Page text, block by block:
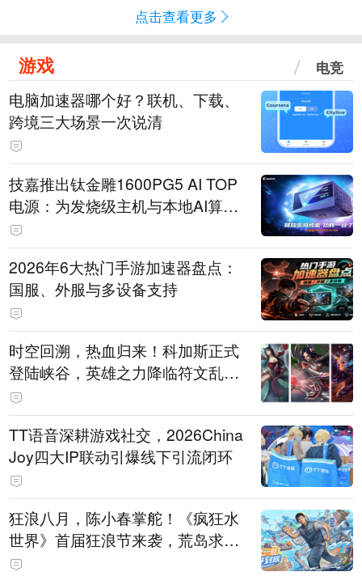
点击查看更多
游戏 电竞
电脑加速器哪个好？联机、下载、
跨境三大场景一次说清
技嘉推出钛金雕1600PG5 AI TOP
电源：为发烧级主机与本地AI算力
打造旗舰供电方案
2026年6大热门手游加速器盘点：
国服、外服与多设备支持
时空回溯，热血归来！科加斯正式
登陆峡谷，英雄之力降临符文乱
斗！
TT语音深耕游戏社交，2026China
Joy四大IP联动引爆线下引流闭环
狂浪八月，陈小春掌舵！《疯狂水
世界》首届狂浪节来袭，荒岛求生
直播即将开启